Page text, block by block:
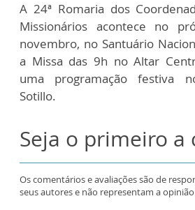
A 24ª Romaria dos
Missionários acontece no
novembro, no Santuário
a Missa das 9h no Altar
uma programação festiva
Sotillo.
Seja o primeiro a
Os comentários e avaliações são de
seus autores e não representam a